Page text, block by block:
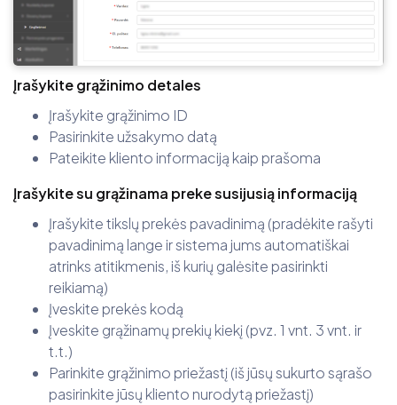
Įrašykite grąžinimo detales
Įrašykite grąžinimo ID
Pasirinkite užsakymo datą
Pateikite kliento informaciją kaip prašoma
Įrašykite su grąžinama preke susijusią informaciją
Įrašykite tikslų prekės pavadinimą (pradėkite rašyti
pavadinimą lange ir sistema jums automatiškai
atrinks atitikmenis, iš kurių galėsite pasirinkti
reikiamą)
Įveskite prekės kodą
Įveskite grąžinamų prekių kiekį (pvz. 1 vnt. 3 vnt. ir
t.t.)
Parinkite grąžinimo priežastį (iš jūsų sukurto sąrašo
pasirinkite jūsų kliento nurodytą priežastį)